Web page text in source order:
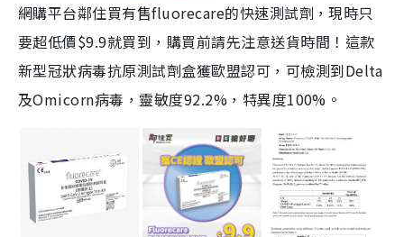
網購平台鄰住買有售fluorecare的快速測試劑，現時只
要超低價$9.9就買到，購買前請先注意送貨時間！這款
新型冠狀病毒抗原測試劑盒獲歐盟認可，可檢測到Delta
及Omicorn病毒，靈敏度92.2%，特異度100%。